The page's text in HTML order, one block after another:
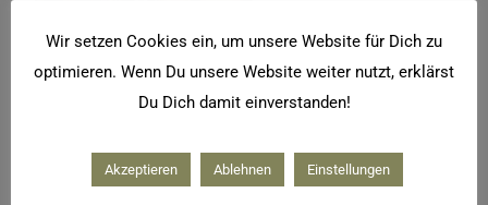
Wir setzen Cookies ein, um unsere Website für Dich zu
optimieren. Wenn Du unsere Website weiter nutzt, erklärst
Du Dich damit einverstanden!
Akzeptieren Ablehnen Einstellungen